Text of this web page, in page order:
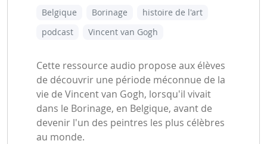
Belgique Borinage
histoire de l'art
podcast
Vincent van Gogh
Cette ressource audio propose aux élèves
de découvrir une période méconnue de la
vie de Vincent van Gogh, lorsqu'il vivait
dans le Borinage, en Belgique, avant de
devenir l'un des peintres les plus célèbres
au monde.